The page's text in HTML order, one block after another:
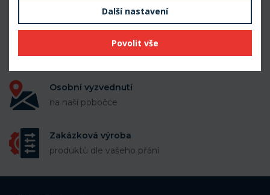
k dispozici skladem
Doprava zdarma
při nákupu nad 10 000 Kč
Osobní vyzvednutí
na naší pobočce
Zakázková výroba
produktů dle vašeho přání
Další nastavení
Povolit vše